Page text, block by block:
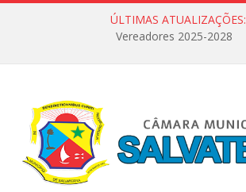
ÚLTIMAS ATUALIZAÇÕES:
Vereadores 2025-2028